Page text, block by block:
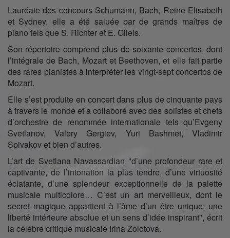
Lauréate des concours Schumann, Bach, Reine Elisabeth
et Sydney, elle a été saluée par de grands maîtres de
piano tels que S. Richter et E. Gilels.
Son répertoire comprend plus de soixante concertos, dont
l’intégrale de Bach, Mozart et Beethoven, et elle fait partie
des rares pianistes à interpréter les vingt-sept concertos de
Mozart.
Elle s’est produite en concert dans plus de cinquante pays
à travers le monde et a collaboré avec des solistes et chefs
d’orchestre de renommée internationale tels qu’Evgeny
Svetlanov, Valery Gergiev, Yuri Bashmet, Vladimir
Spivakov et bien d’autres.
L’art de Svetlana Navassardian "d’une profondeur rare et
captivante, de l’intonation la plus tendre, d’une virtuosité
éclatante, d’une splendeur exceptionnelle de la palette
musicale multicolore… C’est un art merveilleux, dont le
secret magique appartient à l’âme d’un être unique: une
liberté intérieure absolue et un sens d’idée inspirant", écrit
la célèbre critique musicale Irina Zolotova.